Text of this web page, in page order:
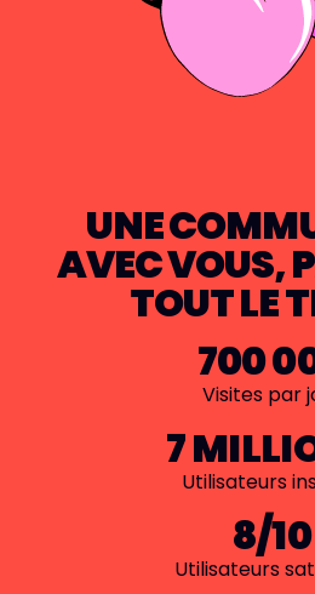
UNE
AVEC VOUS,
TOUT LE
700
Visites par
7
Utilisateurs
8/10
Utilisateurs